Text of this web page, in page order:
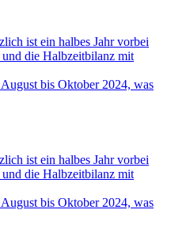
ist ein halbes Jahr vorbei
die Halbzeitbilanz mit
bis Oktober 2024, was
ist ein halbes Jahr vorbei
die Halbzeitbilanz mit
bis Oktober 2024, was